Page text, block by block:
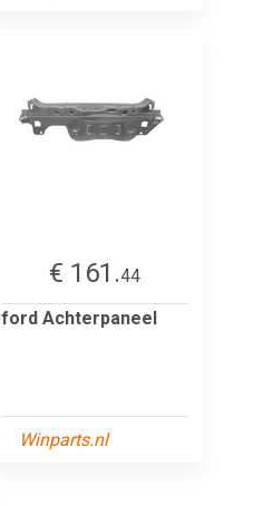
€ 161.44
ford Achterpaneel
Winparts.nl